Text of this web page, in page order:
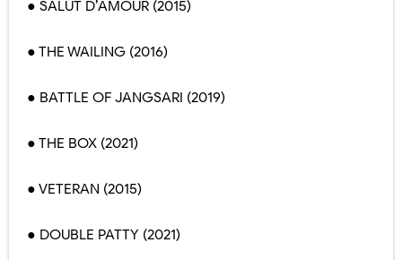
● SALUT D’AMOUR (2015)
● THE WAILING (2016)
● BATTLE OF JANGSARI (2019)
● THE BOX (2021)
● VETERAN (2015)
● DOUBLE PATTY (2021)